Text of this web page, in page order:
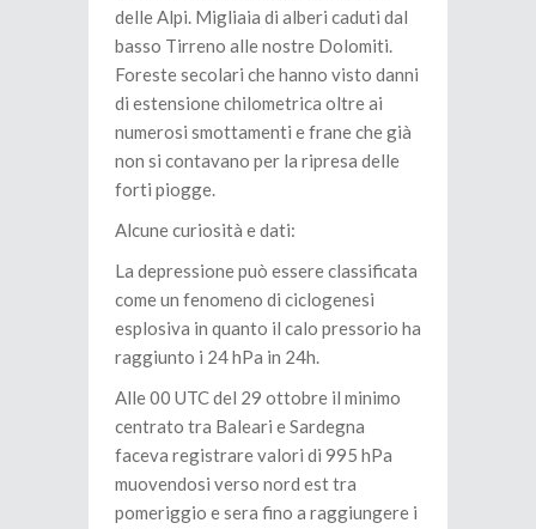
delle Alpi. Migliaia di alberi caduti dal
basso Tirreno alle nostre Dolomiti.
Foreste secolari che hanno visto danni
di estensione chilometrica oltre ai
numerosi smottamenti e frane che già
non si contavano per la ripresa delle
forti piogge.
Alcune curiosità e dati:
La depressione può essere classificata
come un fenomeno di ciclogenesi
esplosiva in quanto il calo pressorio ha
raggiunto i 24 hPa in 24h.
Alle 00 UTC del 29 ottobre il minimo
centrato tra Baleari e Sardegna
faceva registrare valori di 995 hPa
muovendosi verso nord est tra
pomeriggio e sera fino a raggiungere i